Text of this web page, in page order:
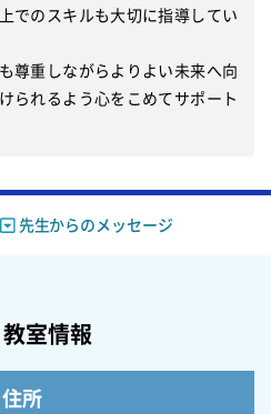
でのスキルも大切に指導してい
尊重しながらよりよい未来へ向
られるよう心をこめてサポート
先生からのメッセージ
教室情報
住所